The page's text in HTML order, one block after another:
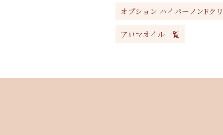
オプション ハイパーノンFク
アロマオイル一覧